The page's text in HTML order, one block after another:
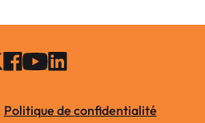
Politique de confidentialité